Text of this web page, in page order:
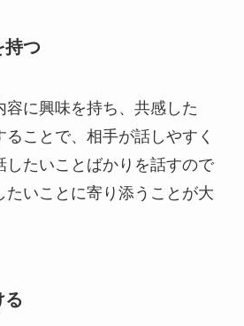
持つ
容に興味を持ち、共感した
ることで、相手が話しやすく
したいことばかりを話すので
たいことに寄り添うことが大
る